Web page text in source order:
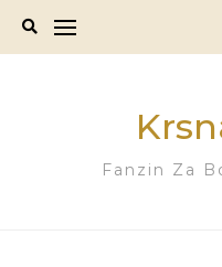
Fanzin Za